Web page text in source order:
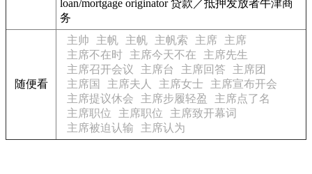
loan/mortgage originator 贷款／抵押发放者牛津商
务
随便看
主帅 主帆 主帆 主帆索 主席
主席
主席不在时
主席今天不在
主席先生
主席召开会议
主席台 主席回答
主席团
主席国
主席夫人 主席女士
主席宣布开会
主席提议休会
主席步履轻盈
主席点了名
主席职位
主席职位
主席致开幕词
主席被迫认输
主席认为